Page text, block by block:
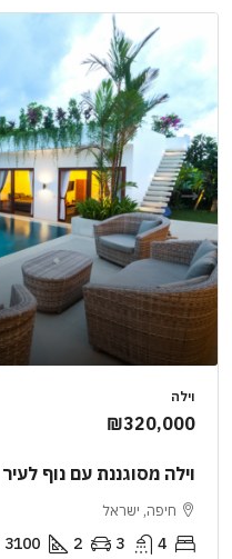
וילה
₪320,000
וילה מסוגננת עם נוף לעיר
חיפה, ישראל
4
3
2
3100